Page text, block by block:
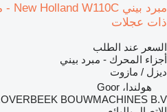
ذات عجلات
السعر عند الطلب
أجزاء المحرك - مبرد بيني
ديزل / مازوت
هولندا، Goor
OVERBEEK BOUWMACHINES B.V.